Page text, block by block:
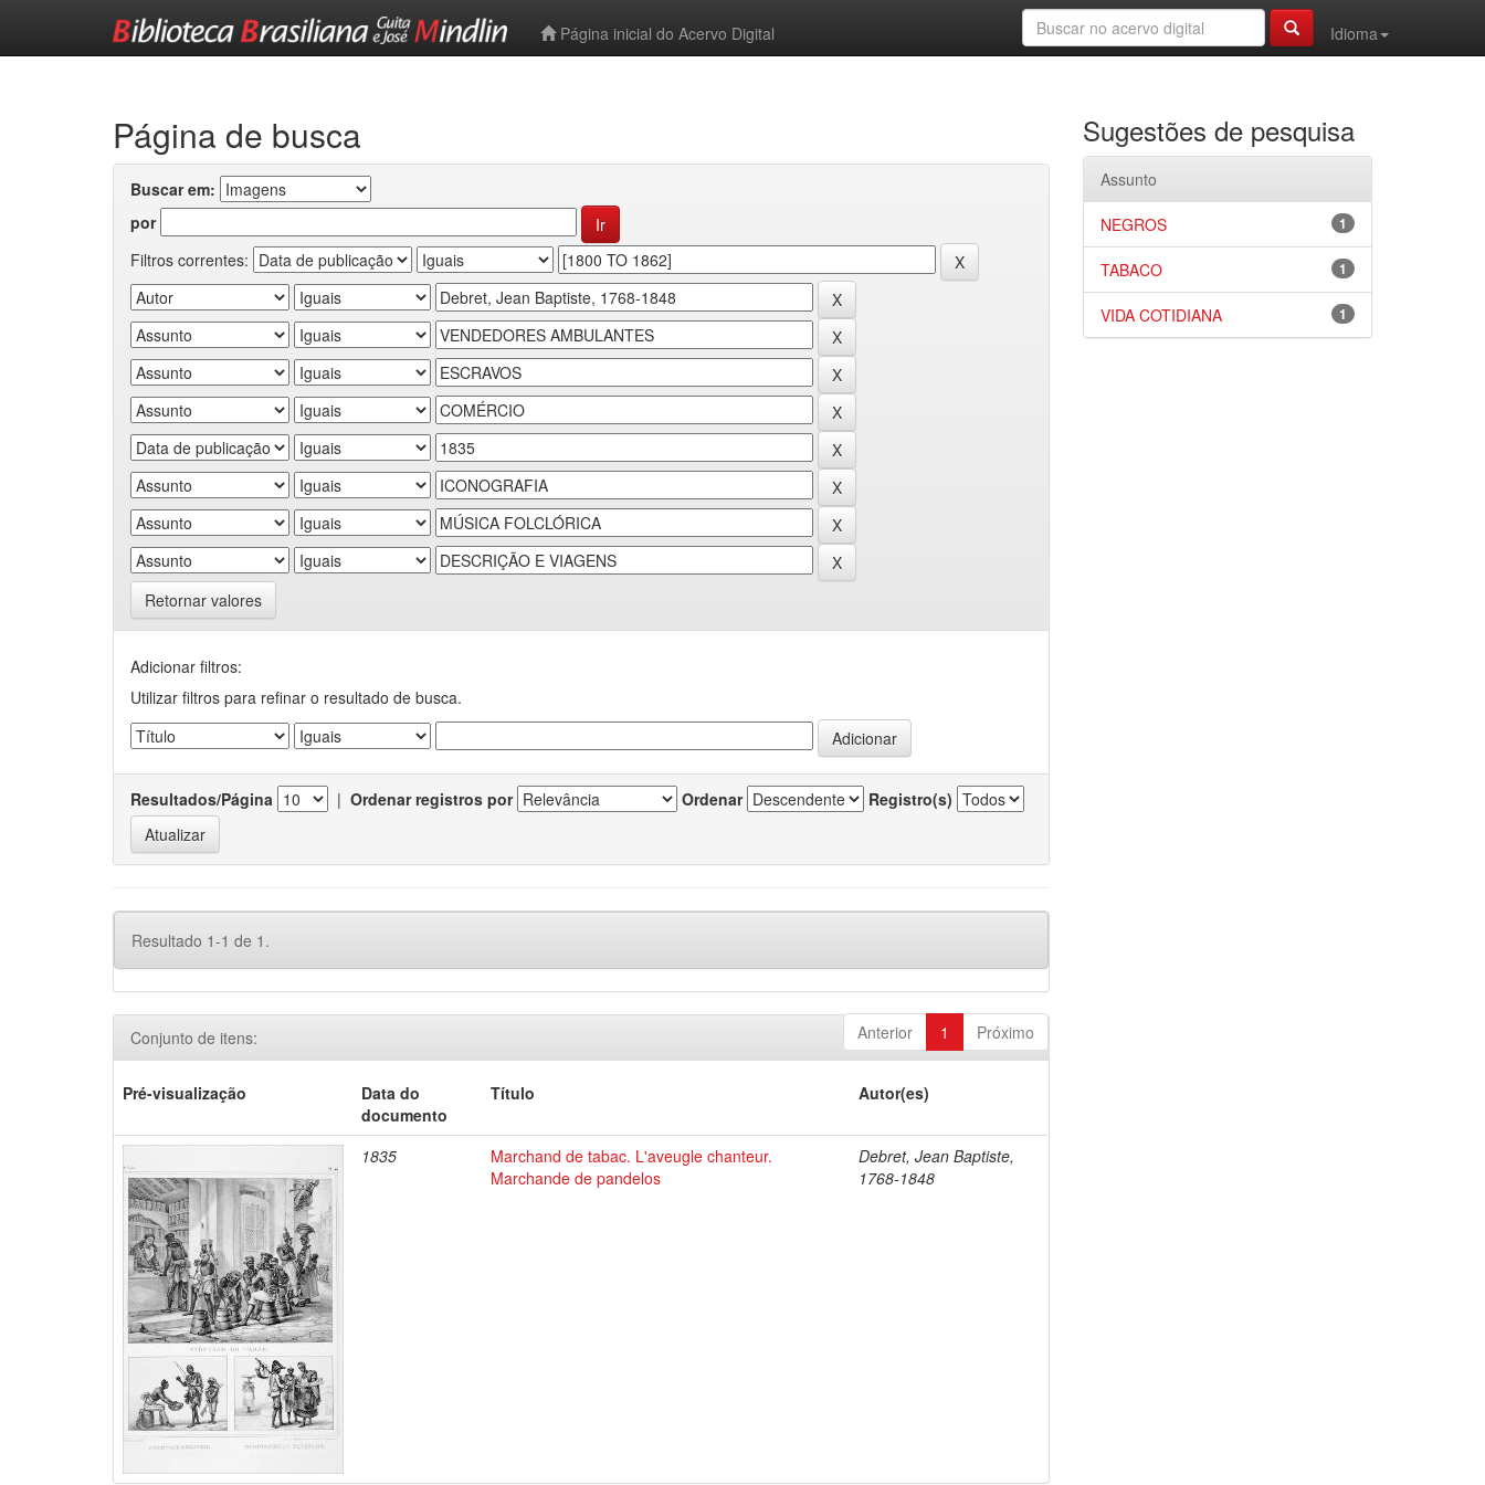
Página inicial do Acervo Digital
Idioma
Página de busca
Buscar em:
por
Filtros correntes:
Retornar valores
Adicionar filtros:
Utilizar filtros para refinar o resultado de busca.
Resultados/Página | Ordenar registros por Ordenar Registro(s)
Resultado 1-1 de 1.
Anterior 1 Próximo
Conjunto de itens:
Pré-visualização
Data do
documento
Título Autor(es)
1835
Marchand de tabac. L'aveugle chanteur.
Marchande de pandelos
Debret, Jean Baptiste,
1768-1848
Sugestões de pesquisa
Assunto
1
NEGROS
1
TABACO
1
VIDA COTIDIANA